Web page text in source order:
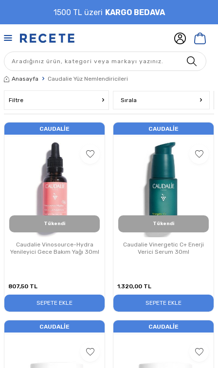
1500 TL üzeri KARGO BEDAVA
Anasayfa Caudalie Yüz Nemlendiricileri
Filtre Sırala
CAUDALIE
Tükendi
Caudalie Vinosource-Hydra
Yenileyici Gece Bakım Yağı 30ml
807,50 TL
SEPETE EKLE
CAUDALIE
Tükendi
Caudalie Vinergetic C+ Enerji
Verici Serum 30ml
1.320,00 TL
SEPETE EKLE
CAUDALIE CAUDALIE